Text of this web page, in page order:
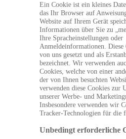
Ein Cookie ist ein kleines
das Ihr Browser auf
Website auf Ihrem Gerät
Informationen über Sie zu
Ihre Spracheinstellungen oder
Anmeldeinformationen. Diese
von uns gesetzt und als
bezeichnet. Wir verwenden
Cookies, welche von einer
der von Ihnen besuchten
verwenden diese Cookies zur
unserer Werbe- und
Insbesondere verwenden wir
Tracker-Technologien für die
Unbedingt erforderliche